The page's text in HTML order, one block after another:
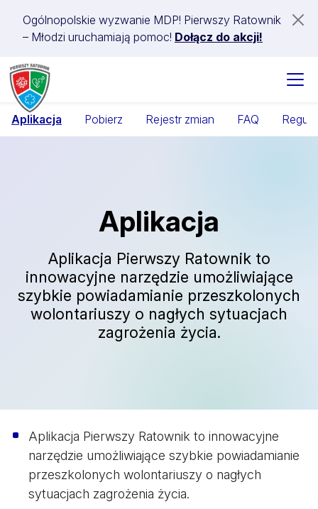
Ogólnopolskie wyzwanie MDP! Pierwszy Ratownik
– Młodzi uruchamiają pomoc! Dołącz do akcji!
Aplikacja Pobierz Rejestr zmian FAQ
Aplikacja
Aplikacja Pierwszy Ratownik to
innowacyjne narzędzie umożliwiające
szybkie powiadamianie przeszkolonych
wolontariuszy o nagłych sytuacjach
zagrożenia życia.
Aplikacja Pierwszy Ratownik to innowacyjne
narzędzie umożliwiające szybkie powiadamianie
przeszkolonych wolontariuszy o nagłych
sytuacjach zagrożenia życia.